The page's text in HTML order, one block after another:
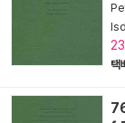
Isd
택